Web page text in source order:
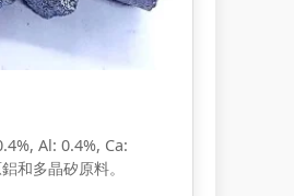
Al: 0.4%, Ca:
和多晶矽原料。